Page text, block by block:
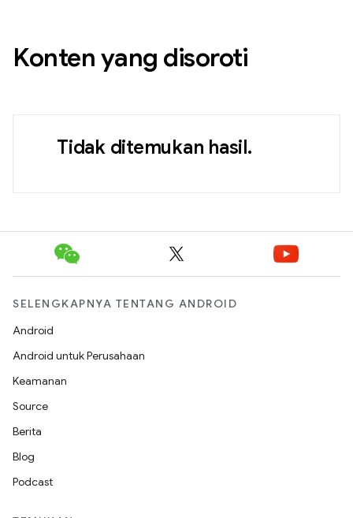
Konten yang disoroti
Tidak ditemukan hasil.
SELENGKAPNYA TENTANG ANDROID
Android
Android untuk Perusahaan
Keamanan
Source
Berita
Blog
Podcast